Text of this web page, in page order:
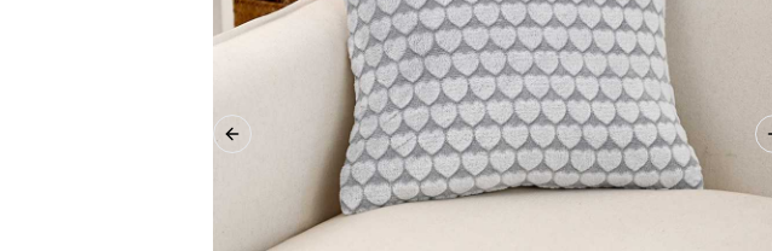
Previous slide